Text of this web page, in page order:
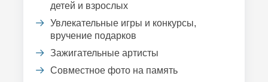
детей и взрослых
Увлекательные игры и конкурсы,
вручение подарков
Зажигательные артисты
Совместное фото на память